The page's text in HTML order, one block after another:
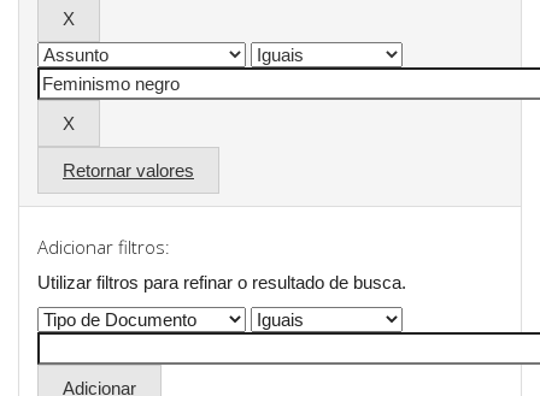
Retornar valores
Adicionar filtros:
Utilizar filtros para refinar o resultado de busca.